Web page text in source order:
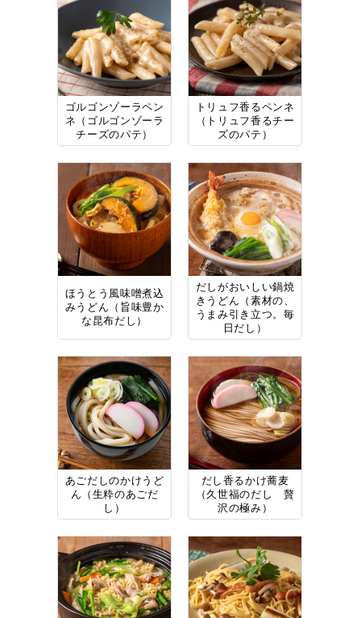
ゴルゴンゾーラペン
ネ（ゴルゴンゾーラ
チーズのパテ）
トリュフ香るペンネ
（トリュフ香るチー
ズのパテ）
ほうとう風味噌煮込
みうどん（旨味豊か
な昆布だし）
だしがおいしい鍋焼
きうどん（素材の、
うまみ引き立つ。毎
日だし）
あごだしのかけうど
ん（生粋のあごだ
し）
だし香るかけ蕎麦
（久世福のだし 贅
沢の極み）